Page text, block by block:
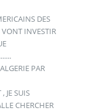
DES
INVESTIR
PAR
JE SUIS
CHERCHER